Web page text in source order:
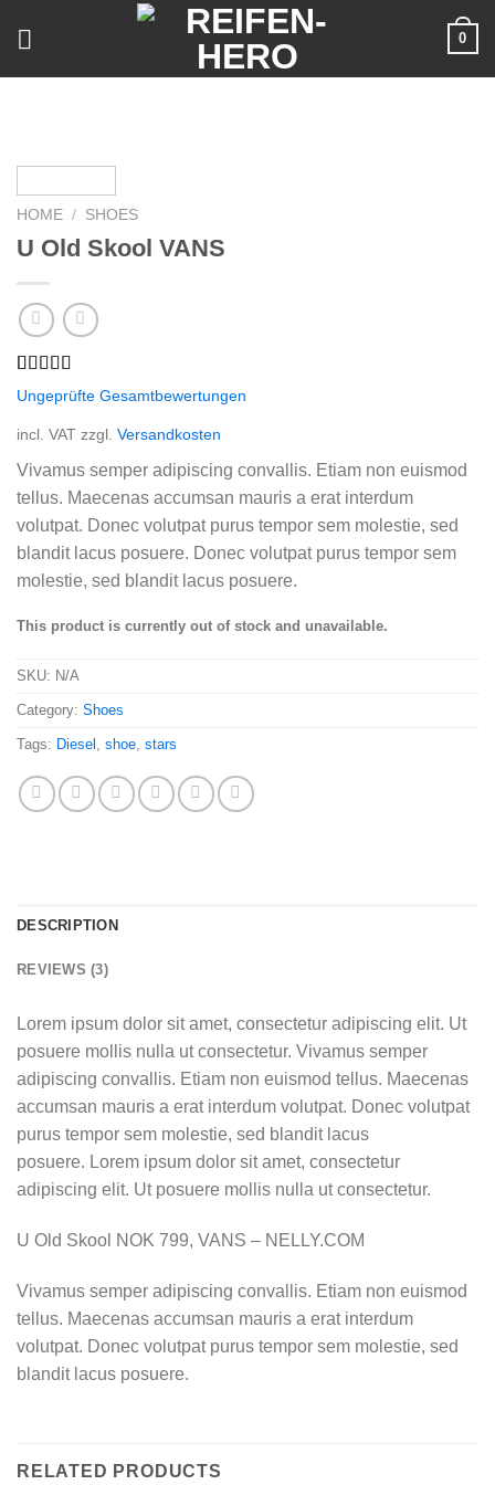
0
HOME / SHOES
U Old Skool VANS
Rated
3.67 out
of 5
based on
3
customer
ratings
Ungeprüfte Gesamtbewertungen
incl. VAT zzgl. Versandkosten
Vivamus semper adipiscing convallis. Etiam non euismod
tellus. Maecenas accumsan mauris a erat interdum
volutpat. Donec volutpat purus tempor sem molestie, sed
blandit lacus posuere. Donec volutpat purus tempor sem
molestie, sed blandit lacus posuere.
This product is currently out of stock and unavailable.
SKU: N/A
Category: Shoes
Tags: Diesel , shoe, stars
DESCRIPTION
REVIEWS (3)
Lorem ipsum dolor sit amet, consectetur adipiscing elit. Ut
posuere mollis nulla ut consectetur. Vivamus semper
adipiscing convallis. Etiam non euismod tellus. Maecenas
accumsan mauris a erat interdum volutpat. Donec volutpat
purus tempor sem molestie, sed blandit lacus
posuere. Lorem ipsum dolor sit amet, consectetur
adipiscing elit. Ut posuere mollis nulla ut consectetur.
U Old Skool NOK 799, VANS – NELLY.COM
Vivamus semper adipiscing convallis. Etiam non euismod
tellus. Maecenas accumsan mauris a erat interdum
volutpat. Donec volutpat purus tempor sem molestie, sed
blandit lacus posuere.
RELATED PRODUCTS